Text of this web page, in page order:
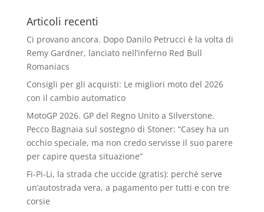
Articoli recenti
Ci provano ancora. Dopo Danilo Petrucci è la volta di
Remy Gardner, lanciato nell’inferno Red Bull
Romaniacs
Consigli per gli acquisti: Le migliori moto del 2026
con il cambio automatico
MotoGP 2026. GP del Regno Unito a Silverstone.
Pecco Bagnaia sul sostegno di Stoner: “Casey ha un
occhio speciale, ma non credo servisse il suo parere
per capire questa situazione”
Fi-Pi-Li, la strada che uccide (gratis): perché serve
un’autostrada vera, a pagamento per tutti e con tre
corsie